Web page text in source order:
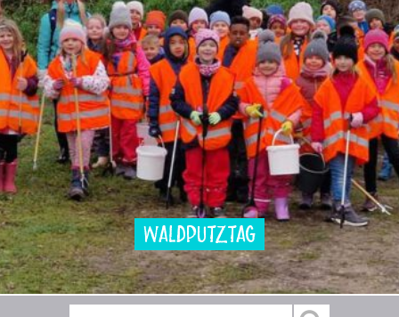
Waldputztag